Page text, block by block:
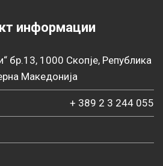
информации
бр.13, 1000 Скопје, Република
Македонија
+ 389 2 3 244 055